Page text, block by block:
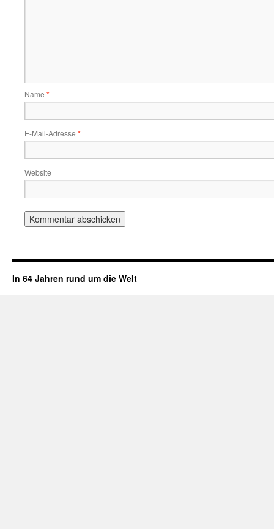
Name *
E-Mail-Adresse *
Website
In 64 Jahren rund um die Welt